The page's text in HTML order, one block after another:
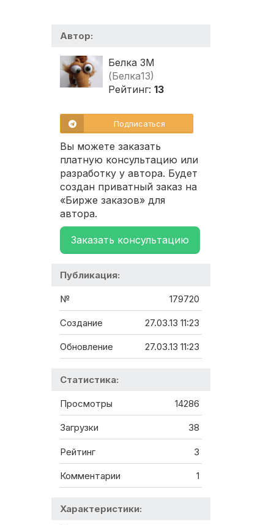
Автор:
Белка ЗМ
(Белка13)
Рейтинг: 13
Подписаться
Вы можете заказать
платную консультацию или
разработку у автора. Будет
создан приватный заказ на
«Бирже заказов» для
автора.
Заказать консультацию
Публикация:
№ 179720
Создание 27.03.13 11:23
Обновление 27.03.13 11:23
Статистика:
Просмотры 14286
Загрузки 38
Рейтинг 3
Комментарии 1
Характеристики: